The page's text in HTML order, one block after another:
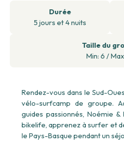
Durée
5 jours et4nuits
Taille du
Min: 6 /
Rendez-vous dans le Sud-
vélo-surfcamp de groupe.
guides passionnés, Noémie
bikelife, apprenez à surfer et
le Pays-Basque pendant un